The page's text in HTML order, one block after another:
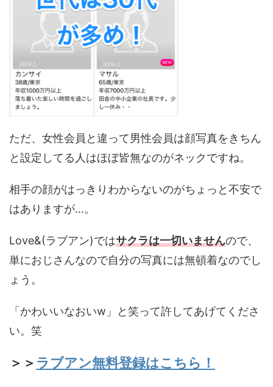
ただ、女性会員と違って男性会員は顔写真をきちん
と設定してる人はほぼ皆無なのがネックですね。
相手の顔がはっきりわからないのがちょっと不安で
はありますが…。
Love&(ラブアン)ではサクラは一切いませんので、
単におじさんなので自分の写真には無頓着なのでし
ょう。
「かわいいなおいw」と笑って許してあげてくださ
い。笑
＞＞ ラブアン無料登録はこちら！